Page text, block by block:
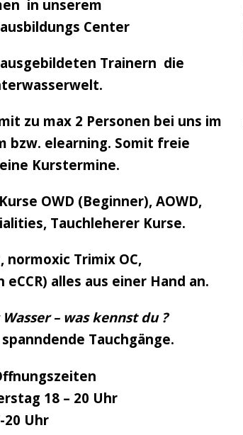
in unserem
Center
Trainern die
zu max 2 Personen bei uns im
bzw. elearning. Somit freie
Kurstermine.
OWD (Beginner), AOWD,
Tauchleherer Kurse.
normoxic Trimix OC,
alles aus einer Hand an.
– was kennst du ?
Tauchgänge.
18 – 20 Uhr
20 Uhr